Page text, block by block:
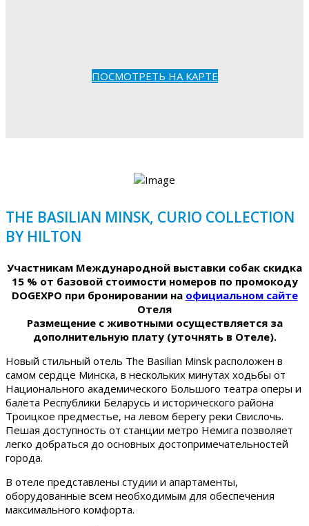
ПОСМОТРЕТЬ НА КАРТЕ
THE BASILIAN MINSK, CURIO COLLECTION
BY HILTON
Участникам Международной выставки собак скидка
15 % от базовой стоимости номеров по промокоду
DOGEXPO при бронировании на официальном сайте
Отеля
Размещение с животными осуществляется за
дополнительную плату (уточнять в Отеле).
Новый стильный отель The Basilian Minsk расположен в
самом сердце Минска, в нескольких минутах ходьбы от
Национального академического Большого театра оперы и
балета Республики Беларусь и исторического района
Троицкое предместье, на левом берегу реки Свислочь.
Пешая доступность от станции метро Немига позволяет
легко добраться до основных достопримечательностей
города.
В отеле представлены студии и апартаменты,
оборудованные всем необходимым для обеспечения
максимального комфорта.